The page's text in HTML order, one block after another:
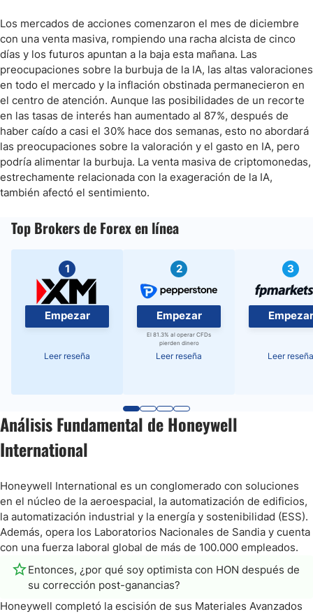
Los mercados de acciones comenzaron el mes de diciembre
con una venta masiva, rompiendo una racha alcista de cinco
días y los futuros apuntan a la baja esta mañana. Las
preocupaciones sobre la burbuja de la IA, las altas valoraciones
en todo el mercado y la inflación obstinada permanecieron en
el centro de atención. Aunque las posibilidades de un recorte
en las tasas de interés han aumentado al 87%, después de
haber caído a casi el 30% hace dos semanas, esto no abordará
las preocupaciones sobre la valoración y el gasto en IA, pero
podría alimentar la burbuja. La venta masiva de criptomonedas,
estrechamente relacionada con la exageración de la IA,
también afectó el sentimiento.
Top Brokers de Forex en línea
1
Empezar
Leer reseña
2
Empezar
El 81.3% al operar CFDs
pierden dinero
Leer reseña
3
Empezar
Leer reseña
Análisis Fundamental de Honeywell
International
Honeywell International es un conglomerado con soluciones
en el núcleo de la aeroespacial, la automatización de edificios,
la automatización industrial y la energía y sostenibilidad (ESS).
Además, opera los Laboratorios Nacionales de Sandia y cuenta
con una fuerza laboral global de más de 100.000 empleados.
Entonces, ¿por qué soy optimista con HON después de
su corrección post-ganancias?
Honeywell completó la escisión de sus Materiales Avanzados